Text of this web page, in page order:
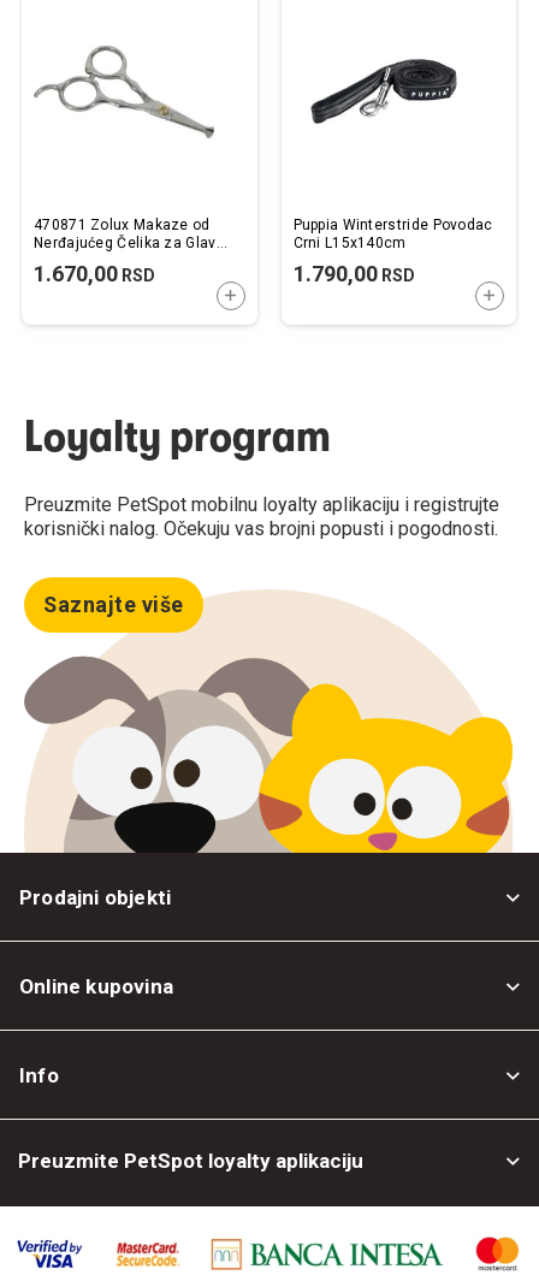
470871 Zolux Makaze od
Nerđajućeg Čelika za Glavu i
1.670,00 RSD
DODAJTE U KORPU
Puppia Winterstride Povodac
Crni L15x140cm
1.790,00RSD
Loyalty program
Preuzmite PetSpot mobilnu loyalty aplikaciju i registrujte
korisnički nalog. Očekuju vas brojni popusti i pogodnosti.
Saznajte više
Prodajni objekti
Online kupovina
Info
Preuzmite PetSpot loyalty aplikaciju